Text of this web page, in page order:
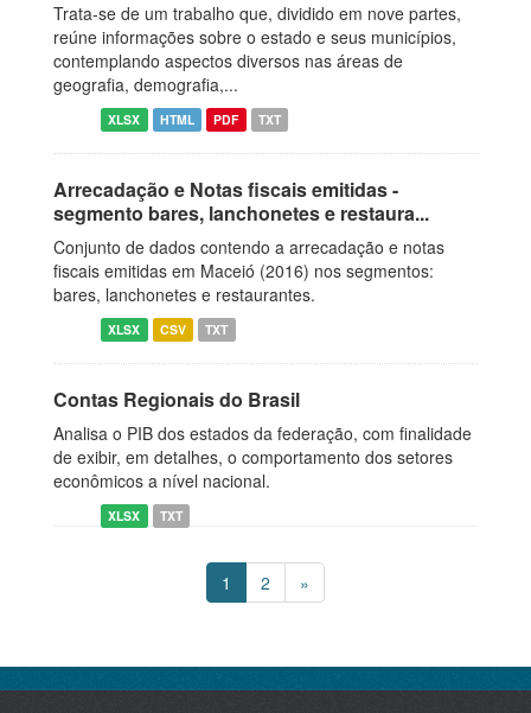
Trata-se de um trabalho que, dividido em nove partes,
reúne informações sobre o estado e seus municípios,
contemplando aspectos diversos nas áreas de
geografia, demografia,...
XLSX HTML PDF TXT
Arrecadação e Notas fiscais emitidas -
segmento bares, lanchonetes e restaura...
Conjunto de dados contendo a arrecadação e notas
fiscais emitidas em Maceió (2016) nos segmentos:
bares, lanchonetes e restaurantes.
XLSX CSV TXT
Contas Regionais do Brasil
Analisa o PIB dos estados da federação, com finalidade
de exibir, em detalhes, o comportamento dos setores
econômicos a nível nacional.
XLSX TXT
1 2 »